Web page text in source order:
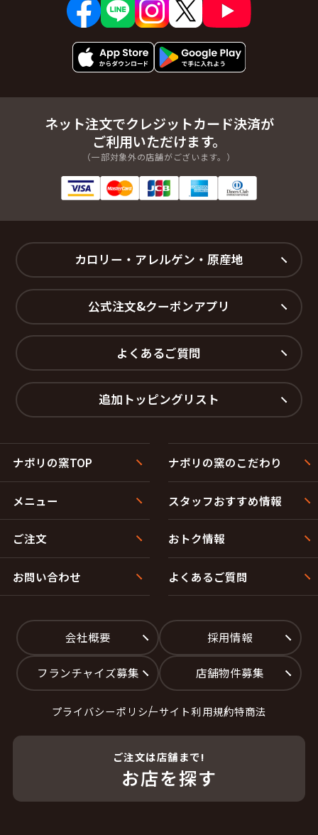
ネット注文でクレジットカード決済が
ご利用いただけます。
（一部対象外の店舗がございます。）
カロリー・アレルゲン・原産地
公式注文&クーポンアプリ
よくあるご質問
追加トッピングリスト
ナポリの窯TOP ナポリの窯のこだわり
メニュー スタッフおすすめ情報
ご注文 おトク情報
お問い合わせ よくあるご質問
会社概要 採用情報
フランチャイズ募集 店舗物件募集
プライバシーポリシーサイト利用規約特商法
ご注文は店舗まで!
お店を探す